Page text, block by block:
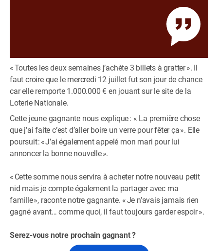
« Toutes les deux semaines j’achète 3 billets à gratter ». Il
faut croire que le mercredi 12 juillet fut son jour de chance
car elle remporte 1.000.000 € en jouant sur le site de la
Loterie Nationale.
Cette jeune gagnante nous explique : « La première chose
que j’ai faite c’est d’aller boire un verre pour fêter ça ». Elle
poursuit : « J’ai également appelé mon mari pour lui
annoncer la bonne nouvelle ».
« Cette somme nous servira à acheter notre nouveau petit
nid mais je compte également la partager avec ma
famille », raconte notre gagnante. « Je n’avais jamais rien
gagné avant… comme quoi, il faut toujours garder espoir ».
Serez-vous notre prochain gagnant ?